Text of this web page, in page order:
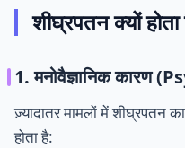
शीघ्रपतन क्यों
1. मनोवैज्ञानिक कारण
ज़्यादातर मामलों में शीघ्रपतन
होता है: